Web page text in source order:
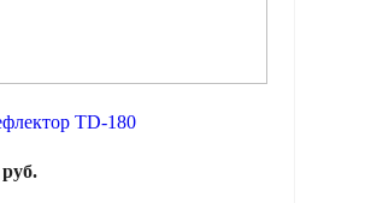
TD-180